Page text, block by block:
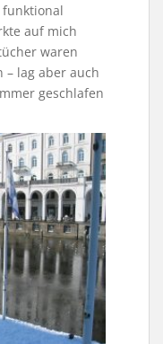
funktional
auf mich
waren
– lag aber auch
geschlafen